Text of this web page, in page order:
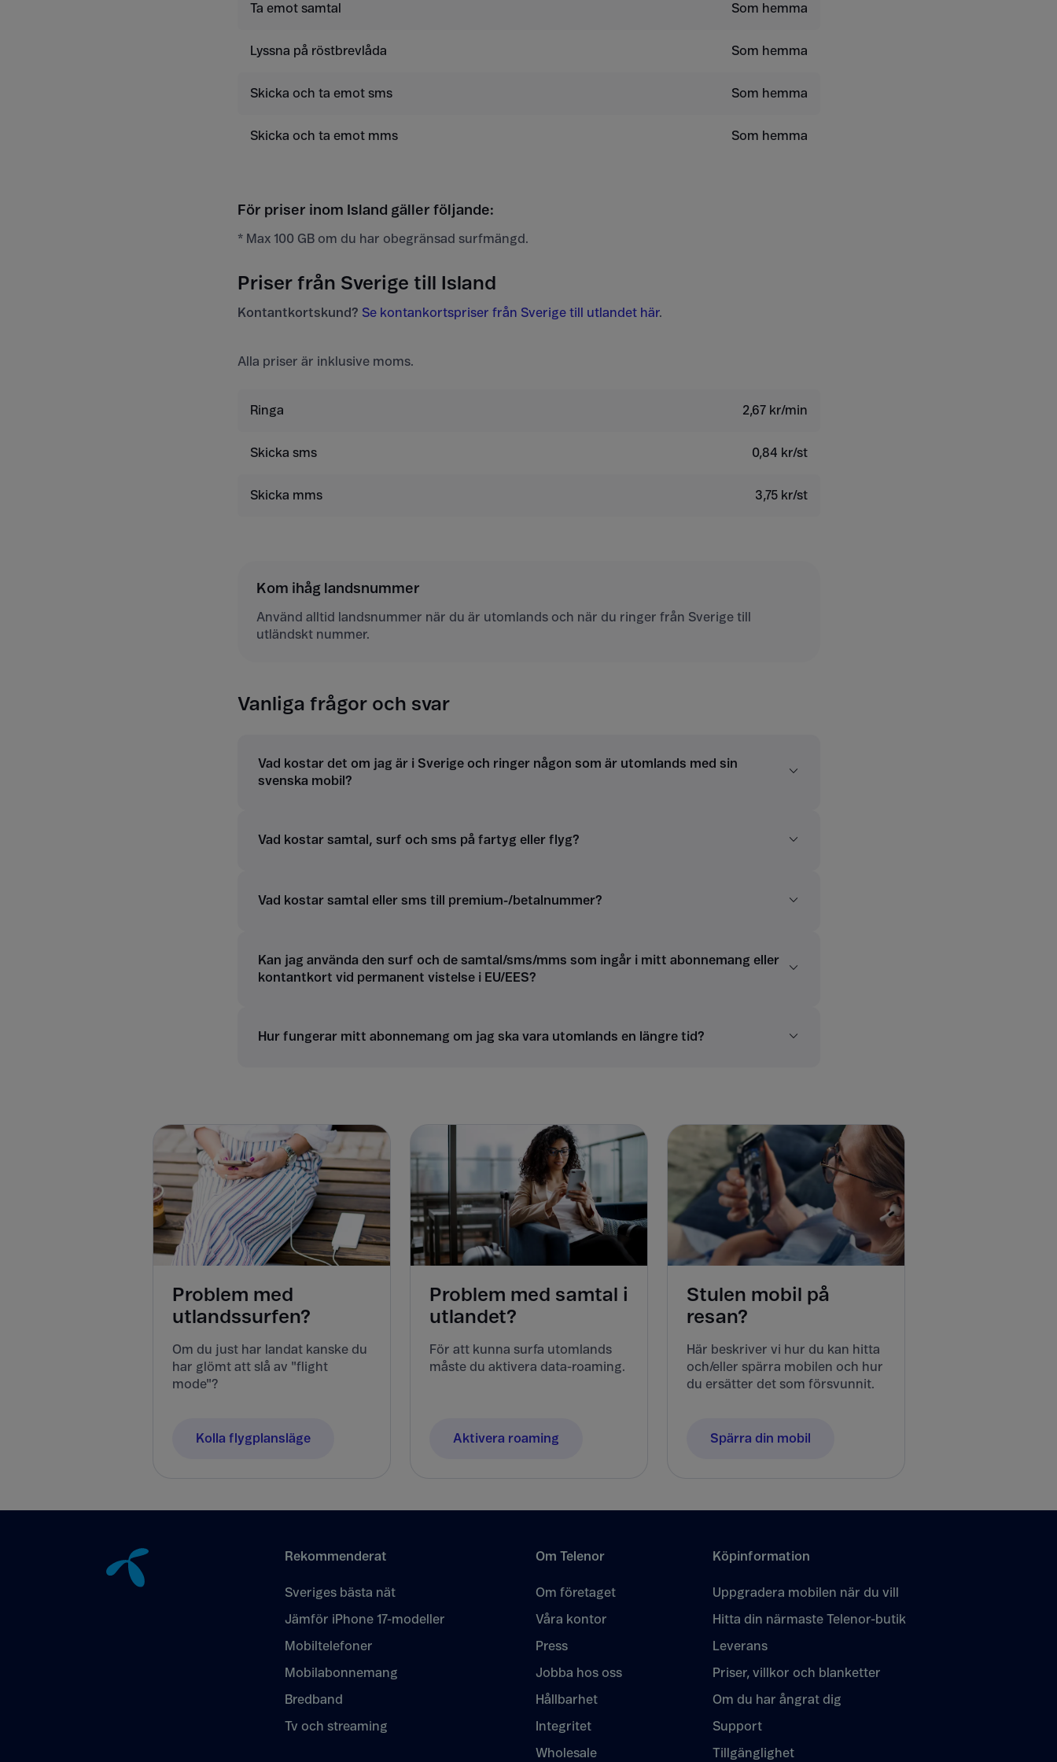
Ta emot samtal Som hemma
Lyssna på röstbrevlåda Som hemma
Skicka och ta emot sms Som hemma
Skicka och ta emot mms Som hemma
För priser inom Island gäller följande:
* Max 100 GB om du har obegränsad surfmängd.
Priser från Sverige till Island
Kontantkortskund? Se kontankortspriser från Sverige till utlandet här.
Alla priser är inklusive moms.
Ringa 2,67 kr/min
Skicka sms 0,84 kr/st
Skicka mms 3,75 kr/st
Kom ihåg landsnummer
Använd alltid landsnummer när du är utomlands och när du ringer från Sverige till
utländskt nummer.
Vanliga frågor och svar
Vad kostar det om jag är i Sverige och ringer någon som är utomlands med sin
svenska mobil?
Vad kostar samtal, surf och sms på fartyg eller flyg?
Vad kostar samtal eller sms till premium-/betalnummer?
Kan jag använda den surf och de samtal/sms/mms som ingår i mitt abonnemang eller
kontantkort vid permanent vistelse i EU/EES?
Hur fungerar mitt abonnemang om jag ska vara utomlands en längre tid?
Problem med
utlandssurfen?
Om du just har landat kanske du
har glömt att slå av "flight
mode"?
Kolla flygplansläge
Problem med samtal i
utlandet?
För att kunna surfa utomlands
måste du aktivera data-roaming.
Aktivera roaming
Stulen mobil på
resan?
Här beskriver vi hur du kan hitta
och/eller spärra mobilen och hur
du ersätter det som försvunnit.
Spärra din mobil
Rekommenderat
Sveriges bästa nät
Jämför iPhone 17-modeller
Mobiltelefoner
Mobilabonnemang
Bredband
Tv och streaming
Om Telenor
Om företaget
Våra kontor
Press
Jobba hos oss
Hållbarhet
Integritet
Wholesale
Köpinformation
Uppgradera mobilen när du vill
Hitta din närmaste Telenor-butik
Leverans
Priser, villkor och blanketter
Om du har ångrat dig
Support
Tillgänglighet